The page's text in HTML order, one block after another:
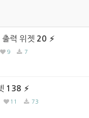
력 위젯 20
9
7
138
11
73